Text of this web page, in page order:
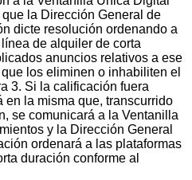
la Dirección General de
dicte resolución ordenando a
de alquiler de corta
anuncios relativos a ese
los eliminen o inhabiliten el
3. Si la calificación fuera
en la misma que, transcurrido
se comunicará a la Ventanilla
y la Dirección General
ordenará a las plataformas
duración conforme al